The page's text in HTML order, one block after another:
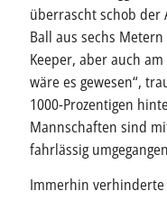
überrascht schob der
Ball aus sechs
Keeper, aber auch
wäre es gewesen“,
1000-Prozentigen
Mannschaften sind
fahrlässig
Immerhin verhinderte